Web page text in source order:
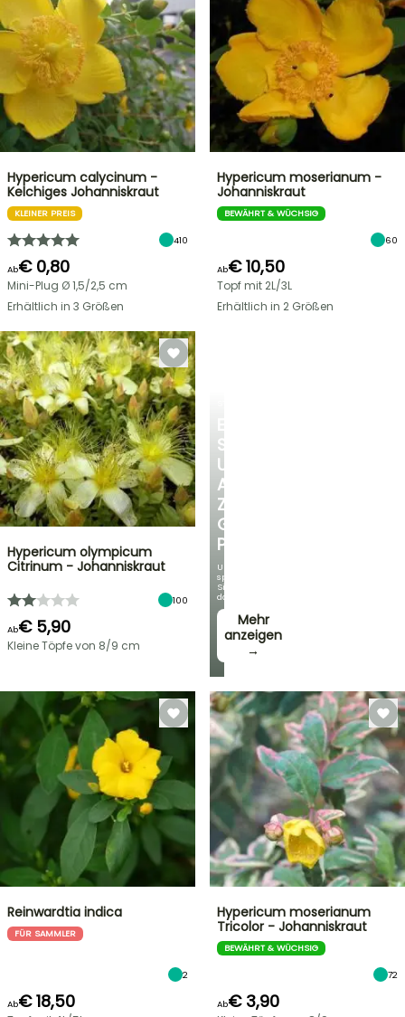
SIE
UNSERE
AUSWAHL
ZU
GÜNSTIGEN
PREISEN
Und
sparen
Sie
dabei!
Mehr
anzeigen
→
Hypericum calycinum -
Kelchiges Johanniskraut
KLEINER PREIS
410
Ab€ 0,80
Mini-Plug Ø 1,5/2,5 cm
Erhältlich in 3 Größen
Hypericum moserianum -
Johanniskraut
BEWÄHRT & WÜCHSIG
60
Ab€ 10,50
Topf mit 2L/3L
Erhältlich in 2 Größen
Hypericum olympicum
Citrinum - Johanniskraut
100
Ab€ 5,90
Kleine Töpfe von 8/9 cm
Reinwardtia indica
FÜR SAMMLER
2
Ab€ 18,50
Hypericum moserianum
Tricolor - Johanniskraut
BEWÄHRT & WÜCHSIG
72
Ab€ 3,90